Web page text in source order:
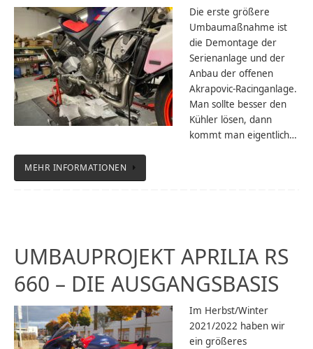
Die erste größere
Umbaumaßnahme ist
die Demontage der
Serienanlage und der
Anbau der offenen
Akrapovic-Racinganlage.
Man sollte besser den
Kühler lösen, dann
kommt man eigentlich…
MEHR INFORMATIONEN
UMBAUPROJEKT APRILIA RS
660 – DIE AUSGANGSBASIS
Im Herbst/Winter
2021/2022 haben wir
ein größeres